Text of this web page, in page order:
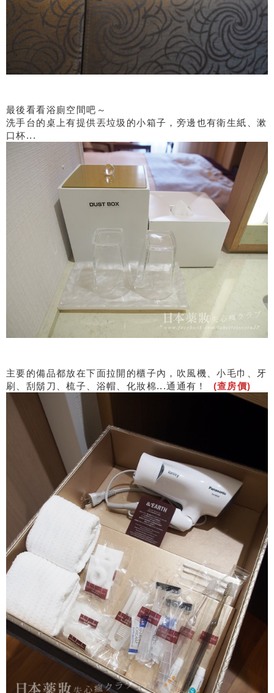
最後看看浴廁空間吧～
洗手台的桌上有提供丟垃圾的小箱子，旁邊也有衛生紙、漱
口杯...
主要的備品都放在下面拉開的櫃子內，吹風機、小毛巾、牙
刷、刮鬍刀、梳子、浴帽、化妝棉...通通有！ (查房價)